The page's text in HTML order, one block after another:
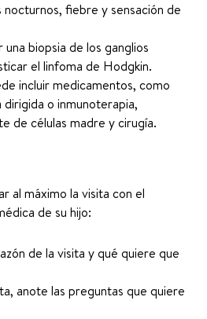
fiebre y sensación de
una biopsia de los ganglios
el linfoma de Hodgkin.
incluir medicamentos, como
o inmunoterapia,
de células madre y cirugía.
al máximo la visita con el
de su hijo:
de la visita y qué quiere que
anote las preguntas que quiere